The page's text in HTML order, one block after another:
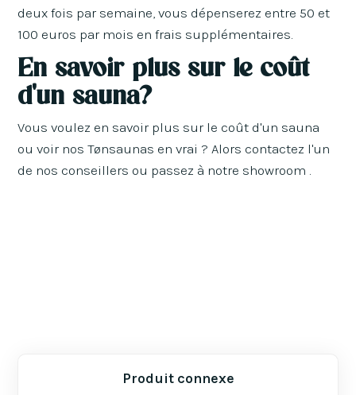
deux fois par semaine, vous dépenserez entre 50 et
100 euros par mois en frais supplémentaires.
En savoir plus sur le coût
d'un sauna?
Vous voulez en savoir plus sur le coût d'un sauna
ou voir nos Tønsaunas en vrai ? Alors contactez l'un
de nos conseillers ou passez à notre showroom .
Produit connexe